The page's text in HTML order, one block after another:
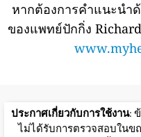
หากต้องการคำแนะนำ
ของแพทย์ปักกิ่ง
ประกาศเกี่ยวกับการใช้งาน:
ไม่ได้รับการตรวจสอบในข